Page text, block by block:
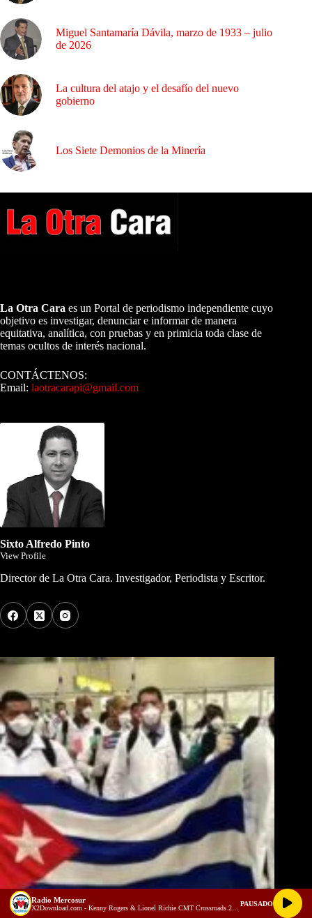
Miguel Santamaría Dávila, marzo de 1933 – julio
de 2026
La cultura del atajo y el desafío del nuevo
gobierno
Los Siete Demonios de la Minería
La Otra Cara es un Portal de periodismo independiente cuyo
objetivo es investigar, denunciar e informar de manera
equitativa, analítica, con pruebas y en primicia toda clase de
temas ocultos de interés nacional.
CONTÁCTENOS:
Email: laotracarapi@gmail.com
Sixto Alfredo Pinto
View Profile
Director de La Otra Cara. Investigador, Periodista y Escritor.
Radio Mercosur PAUSADO